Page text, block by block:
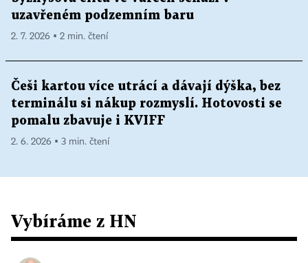
uzavřeném podzemním baru
2. 7. 2026 ▪ 2 min. čtení
Češi kartou více utrácí a dávají dýška, bez
terminálu si nákup rozmyslí. Hotovosti se
pomalu zbavuje i KVIFF
2. 6. 2026 ▪ 3 min. čtení
Vybíráme z HN